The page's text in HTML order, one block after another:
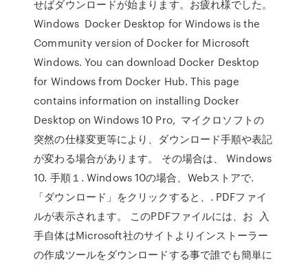
せばダウンロードが始まります。お疲れ様でした。
Windows Docker Desktop for Windows is the
Community version of Docker for Microsoft
Windows. You can download Docker Desktop
for Windows from Docker Hub. This page
contains information on installing Docker
Desktop on Windows 10 Pro, マイクロソフトの
突然の仕様変更等により、ダウンロード手順や表記
が変わる場合があります。 その場合は、 Windows
10. 手順１. Windows 10の場合、Webストアで.
「ダウンロード」をクリックすると、. PDFファイ
ルが表示されます。 このPDFファイルには、お 入
手自体はMicrosoft社のサイトよりインストーラー
の作成ツールをダウンロードする事で誰でも簡単に